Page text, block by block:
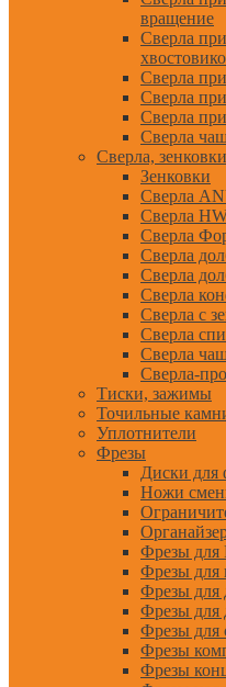
вращение
Сверла
Сверла
Сверла
Сверла
Сверла
Сверла, зенковки
Зенковки
Сверла
Сверла
Сверла
Сверла
Сверла
Сверла
Сверла с
Сверла
Сверла
Сверла-
Тиски, зажимы
Точильные
Уплотнители
Фрезы
Диски для
Ножи
Фрезы для
Фрезы для
Фрезы для
Фрезы для
Фрезы для
Фрезы
Фрезы